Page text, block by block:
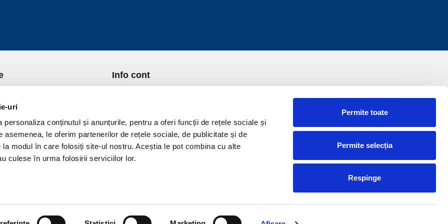
uri
personaliza conținutul și anunțurile, pentru a oferi funcții de rețele sociale și
asemenea, le oferim partenerilor de rețele sociale, de publicitate și de
modul în care folosiți site-ul nostru. Aceștia le pot combina cu alte
culese în urma folosirii serviciilor lor.
Permite toate
Permite selecția
Respinge
si Plata
de Returnare
de confidentialitate
Cookies
si conditii
Info cont
Lista Favorite
GDPR - Protectia datelor
Contact